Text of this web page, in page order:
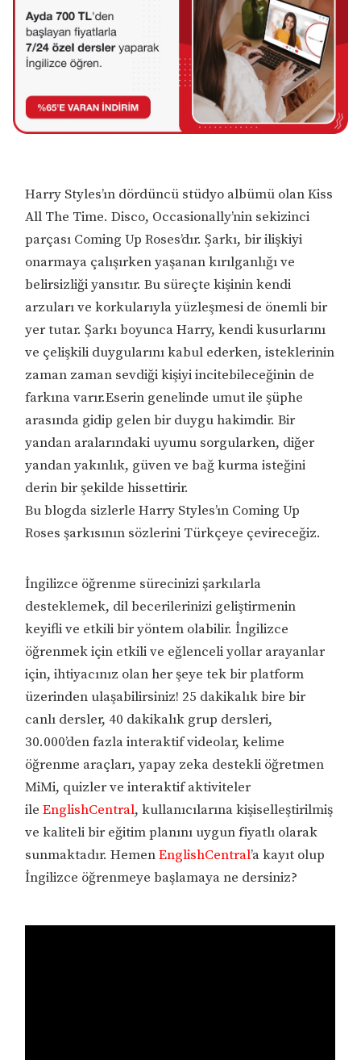
Harry Styles’ın dördüncü stüdyo albümü olan Kiss
All The Time. Disco, Occasionally’nin sekizinci
parçası Coming Up Roses’dır. Şarkı, bir ilişkiyi
onarmaya çalışırken yaşanan kırılganlığı ve
belirsizliği yansıtır. Bu süreçte kişinin kendi
arzuları ve korkularıyla yüzleşmesi de önemli bir
yer tutar. Şarkı boyunca Harry, kendi kusurlarını
ve çelişkili duygularını kabul ederken, isteklerinin
zaman zaman sevdiği kişiyi incitebileceğinin de
farkına varır.Eserin genelinde umut ile şüphe
arasında gidip gelen bir duygu hakimdir. Bir
yandan aralarındaki uyumu sorgularken, diğer
yandan yakınlık, güven ve bağ kurma isteğini
derin bir şekilde hissettirir.
Bu blogda sizlerle Harry Styles’ın Coming Up
Roses şarkısının sözlerini Türkçeye çevireceğiz.
İngilizce öğrenme sürecinizi şarkılarla
desteklemek, dil becerilerinizi geliştirmenin
keyifli ve etkili bir yöntem olabilir. İngilizce
öğrenmek için etkili ve eğlenceli yollar arayanlar
için, ihtiyacınız olan her şeye tek bir platform
üzerinden ulaşabilirsiniz! 25 dakikalık bire bir
canlı dersler, 40 dakikalık grup dersleri,
30.000’den fazla interaktif videolar, kelime
öğrenme araçları, yapay zeka destekli öğretmen
MiMi, quizler ve interaktif aktiviteler
ileEnglishCentral, kullanıcılarına kişiselleştirilmiş
ve kaliteli bir eğitim planını uygun fiyatlı olarak
sunmaktadır. HemenEnglishCentral’a kayıt olup
İngilizce öğrenmeye başlamaya ne dersiniz?